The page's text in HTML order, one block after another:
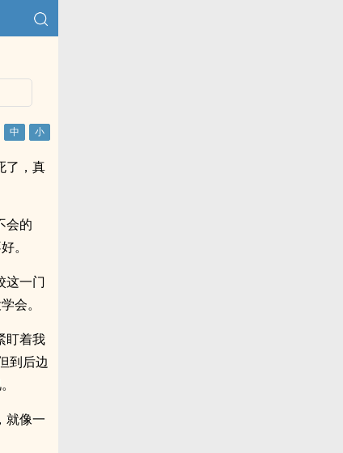
了，真
会的
。
这一门
会。
盯着我
到后边
就像一